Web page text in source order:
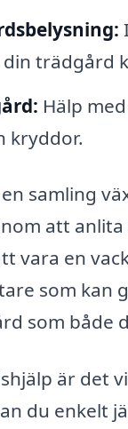
trädgård
Hälp
kryddor.
samling
att
vara en
som kan
som både
är det
du enkelt